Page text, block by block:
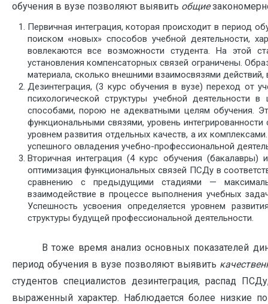
обучения в вузе позволяют выявить общие
Первичная интеграция, которая происходит в период
поиском «новых» способов учебной деятельности,
вовлекаются все возможности студента. На этой
установления компенсаторных связей ограничены.
материала, сколько внешними взаимосвязями
Дезинтеграция, (3 курс обучения в вузе) переход от
психологической структуры учебной деятельности
способами, порою не адекватными целям обучения.
функциональными связями, уровень
уровнем развития отдельных качеств, а их
успешного овладения учебно-профессиональной
Вторичная интеграция (4 курс обучения
оптимизация функциональных связей ПСДу в
сравнению с предыдущими стадиями —
взаимодействие в процессе выполнения учебных
Успешность усвоения определяется уровнем
структуры будущей профессиональной деятельности.
В тоже время анализ основных показателей
период обучения в вузе позволяют выявить к
студентов специалистов дезинтеграция, распад
выраженный характер. Наблюдается более низкие